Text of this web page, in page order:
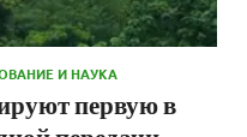
И НАУКА
первую в